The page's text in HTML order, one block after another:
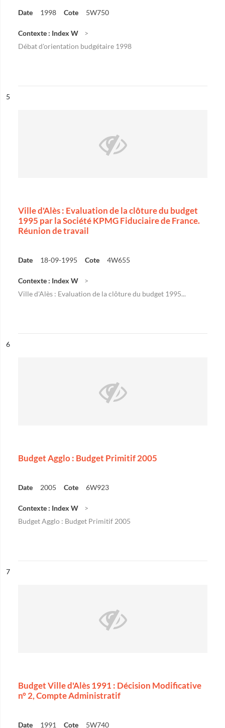
Date 1998 Cote 5W750
Contexte : Index W
Débat d'orientation budgétaire 1998
n°
5
Ville d'Alès : Evaluation de la clôture du budget
1995 par la Société KPMG Fiduciaire de France.
Réunion de travail
Date 18-09-1995 Cote 4W655
Contexte : Index W
Ville d'Alès : Evaluation de la clôture du budget 1995...
n°
6
Budget Agglo : Budget Primitif 2005
Date 2005 Cote 6W923
Contexte : Index W
Budget Agglo : Budget Primitif 2005
n°
7
Budget Ville d'Alès 1991 : Décision Modificative
n° 2, Compte Administratif
Date 1991 Cote 5W740